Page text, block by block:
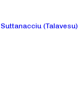
Suttanacciu (Talavesu)